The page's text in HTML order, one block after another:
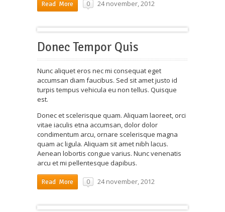
Read More 0 24 november, 2012
Donec Tempor Quis
Nunc aliquet eros nec mi consequat eget
accumsan diam faucibus. Sed sit amet justo id
turpis tempus vehicula eu non tellus. Quisque
est.
Donec et scelerisque quam. Aliquam laoreet, orci
vitae iaculis etna accumsan, dolor dolor
condimentum arcu, ornare scelerisque magna
quam ac ligula. Aliquam sit amet nibh lacus.
Aenean lobortis congue varius. Nunc venenatis
arcu et mi pellentesque dapibus.
Read More 0 24 november, 2012